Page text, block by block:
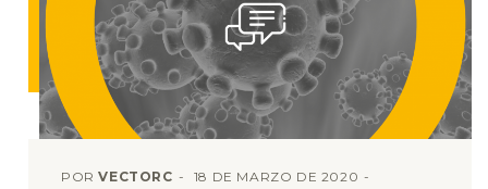
PORVECTORC
18 DE MARZO DE 2020